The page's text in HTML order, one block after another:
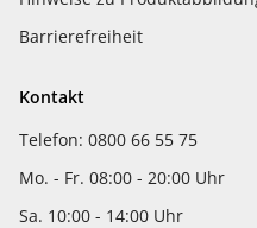
Barrierefreiheit
Kontakt
Telefon: 0800 66 55 75
Mo. - Fr. 08:00 - 20:00 Uhr
Sa. 10:00 - 14:00 Uhr